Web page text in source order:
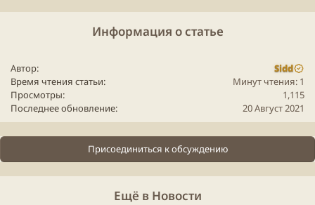
OriginClassicFresh Start Developer Edition Director's Cut
Enhanced EditionPremium Prime Gold Silver Platinum Trilogy
Game
of the Year Anthology Collection
Season Pass Item pack HD Microtransactions Mods support
Mobileversion...
очередная попытка похайпить и навариться на
успешном проекте? Пишите мнение в
комментариях!
Информация о статье
Автор
Sidd
Время чтения статьи
Минут чтения: 1
Просмотры
1,115
Последнее обновление
20 Август 2021
Присоединиться к обсуждению
Ещё в Новости